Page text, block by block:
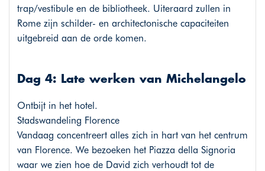
trap/vestibule en de bibliotheek. Uiteraard zullen in
Rome zijn schilder- en architectonische capaciteiten
uitgebreid aan de orde komen.
Dag 4: Late werken van Michelangelo
Ontbijt in het hotel.
Stadswandeling Florence
Vandaag concentreert alles zich in hart van het centrum
van Florence. We bezoeken het Piazza della Signoria
waar we zien hoe de David zich verhoudt tot de